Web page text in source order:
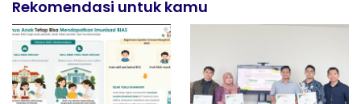
Rekomendasi untuk kamu